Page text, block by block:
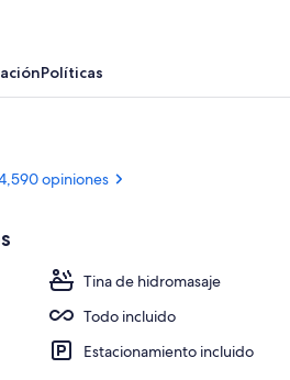
Políticas
opiniones
Tina de hidromasaje
Todo incluido
Estacionamiento incluido